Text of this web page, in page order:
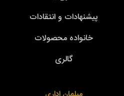
پیشنهادات و انتقادات
خانواده محصولات
گالری